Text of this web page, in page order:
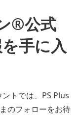
®公式
手に入
トでは、PS Plus
のフォローをお待